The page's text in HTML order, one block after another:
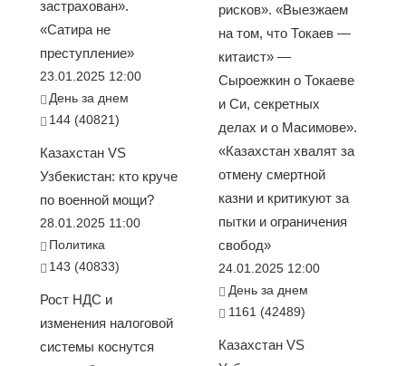
застрахован».
«Сатира не
преступление»
23.01.2025 12:00
День за днем
144 (40821)
Казахстан VS
Узбекистан: кто круче
по военной мощи?
28.01.2025 11:00
Политика
143 (40833)
Рост НДС и
изменения налоговой
системы коснутся
рисков». «Выезжаем
на том, что Токаев —
китаист» —
Сыроежкин о Токаеве
и Си, секретных
делах и о Масимове».
«Казахстан хвалят за
отмену смертной
казни и критикуют за
пытки и ограничения
свобод»
24.01.2025 12:00
День за днем
1161 (42489)
Казахстан VS